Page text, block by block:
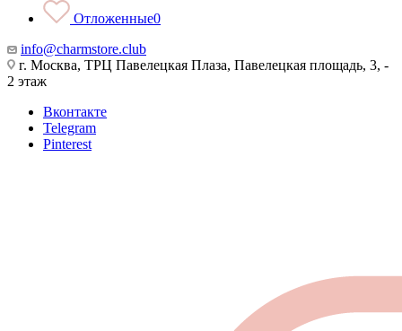
Отложенные0
info@charmstore.club
г. Москва, ТРЦ Павелецкая Плаза, Павелецкая площадь, 3, -
2 этаж
Вконтакте
Telegram
Pinterest